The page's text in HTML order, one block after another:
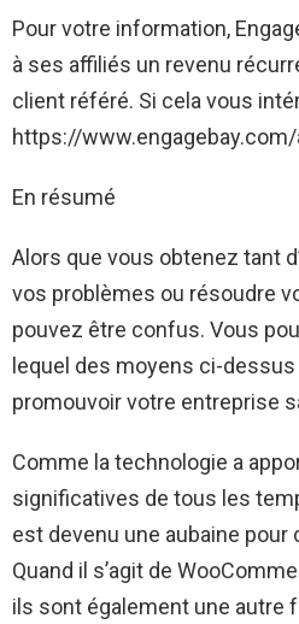
Pour votre information,
à ses affiliés un revenu
client référé. Si cela vous
https://
En résumé
Alors que vous obtenez tant
vos problèmes ou résoudre
pouvez être confus. Vous
lequel des moyens ci-
promouvoir votre entreprise
Comme la technologie a
significatives de tous les
est devenu une aubaine pour
Quand il s’agit de
ils sont également une autre